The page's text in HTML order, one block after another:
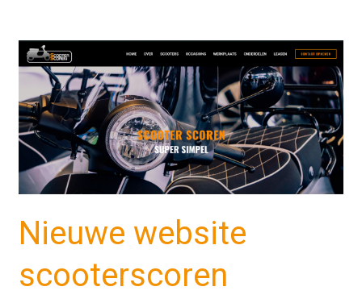
Nieuwe website
scooterscoren
Nieuwe
website
scooterscoren